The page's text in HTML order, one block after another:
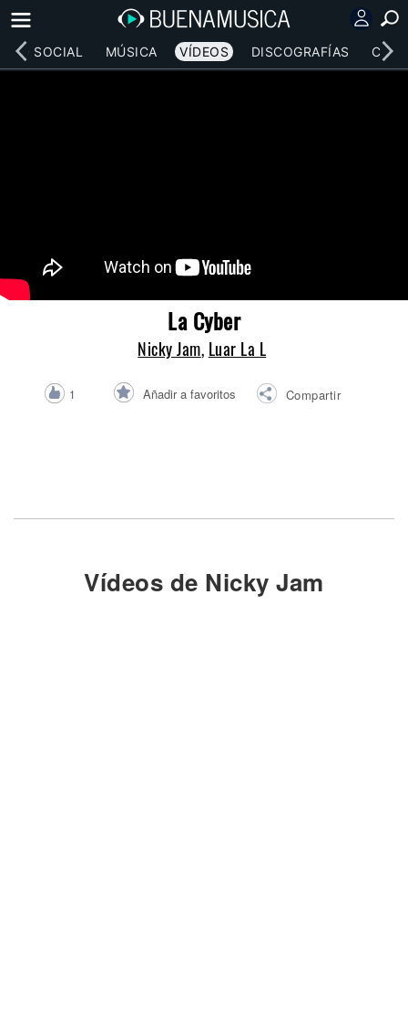
RED SOCIAL MÚSICA VÍDEOS DISCOGRAFÍAS
La Cyber
Nicky Jam, Luar La L
1 Añadir a favoritos Compartir
Vídeos de Nicky Jam